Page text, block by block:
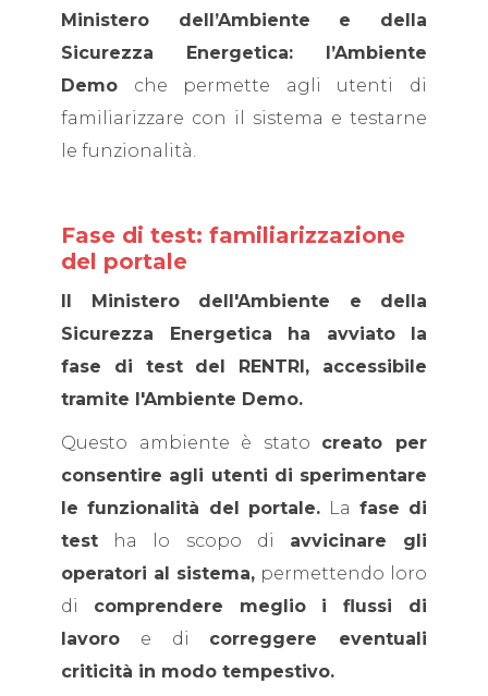
Ministero dell’Ambiente e della
Sicurezza Energetica: l’Ambiente
Demo che permette agli utenti di
familiarizzare con il sistema e testarne
le funzionalità.
Fase di test: familiarizzazione
del portale
Il Ministero dell'Ambiente e della
Sicurezza Energetica ha avviato la
fase di test del RENTRI, accessibile
tramite l'Ambiente Demo.
Questo ambiente è stato creato per
consentire agli utenti di sperimentare
le funzionalità del portale. La fase di
test ha lo scopo di avvicinare gli
operatori al sistema, permettendo loro
di comprendere meglio i flussi di
lavoro e di correggere eventuali
criticità in modo tempestivo.